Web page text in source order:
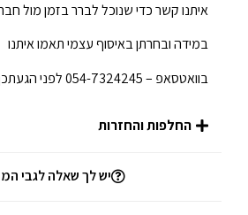
איתנו קשר כדי שנוכל לברר בזמן מול
במידה ובחרתן באיסוף עצמי תאמו איתנו
בוואטסאפ – 054-7324245 לפני הגעתכן לחנות.
החלפות והחזרות
יש לך שאלה לגבי